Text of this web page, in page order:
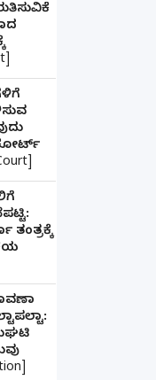
ತಂತ್ರಕ್ಕೆ